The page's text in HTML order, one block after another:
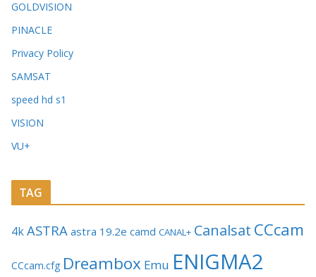
GOLDVISION
PINACLE
Privacy Policy
SAMSAT
speed hd s1
VISION
VU+
TAG
4kASTRA astra 19.2e camd CANAL+ Canalsat CCcam
CCcam.cfg Dreambox Emu ENIGMA2